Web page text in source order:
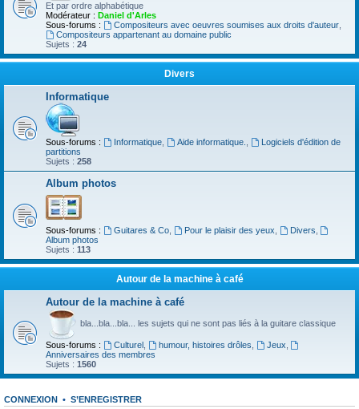
Et par ordre alphabétique
Modérateur : Daniel d'Arles
Sous-forums :
Compositeurs avec oeuvres soumises aux droits d'auteur,
Compositeurs appartenant au domaine public
Sujets : 24
Divers
Informatique
Sous-forums : Informatique, Aide informatique.
Logiciels d'édition de
partitions
Sujets : 258
Album photos
Sous-forums : Guitares & Co, Pour le plaisir des yeux Divers
Album photos
Sujets : 113
Autour de la machine à café
Autour de la machine à café
bla...bla...bla... les sujets qui ne sont pas liés à la guitare classique
Sous-forums : Culturel, humour, histoires drôles Jeux
Anniversaires des membres
Sujets : 1560
CONNEXION • S’ENREGISTRER